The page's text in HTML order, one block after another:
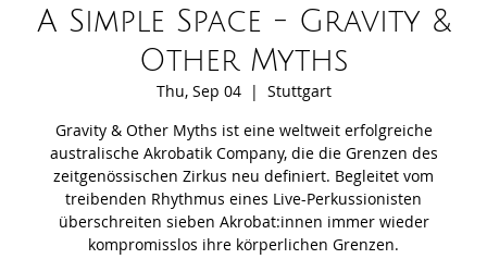
A Simple Space - Gravity &
Other Myths
Thu, Sep 04
  |
Stuttgart
Gravity & Other Myths ist eine weltweit erfolgreiche
australische Akrobatik Company, die die Grenzen des
zeitgenössischen Zirkus neu definiert. Begleitet vom
treibenden Rhythmus eines Live-Perkussionisten
überschreiten sieben Akrobat:innen immer wieder
kompromisslos ihre körperlichen Grenzen.